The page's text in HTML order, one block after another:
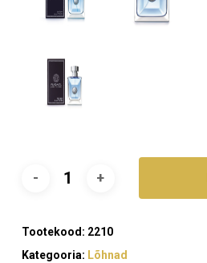
Tootekood: 2210
Kategooria: Lõhnad